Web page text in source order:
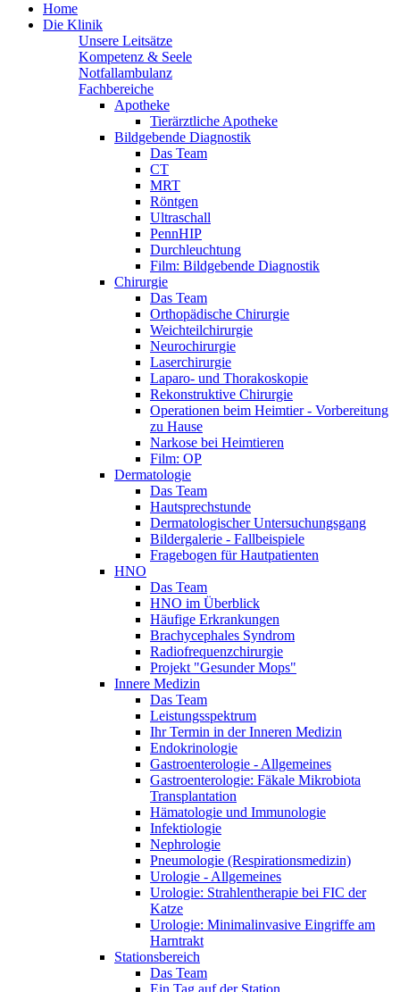
Home
Die Klinik
Unsere Leitsätze
Kompetenz & Seele
Notfallambulanz
Fachbereiche
Apotheke
Tierärztliche Apotheke
Bildgebende Diagnostik
Das Team
CT
MRT
Röntgen
Ultraschall
PennHIP
Durchleuchtung
Film: Bildgebende Diagnostik
Chirurgie
Das Team
Orthopädische Chirurgie
Weichteilchirurgie
Neurochirurgie
Laserchirurgie
Laparo- und Thorakoskopie
Rekonstruktive Chirurgie
Operationen beim Heimtier - Vorbereitung
zu Hause
Narkose bei Heimtieren
Film: OP
Dermatologie
Das Team
Hautsprechstunde
Dermatologischer Untersuchungsgang
Bildergalerie - Fallbeispiele
Fragebogen für Hautpatienten
HNO
Das Team
HNO im Überblick
Häufige Erkrankungen
Brachycephales Syndrom
Radiofrequenzchirurgie
Projekt "Gesunder Mops"
Innere Medizin
Das Team
Leistungsspektrum
Ihr Termin in der Inneren Medizin
Endokrinologie
Gastroenterologie - Allgemeines
Gastroenterologie: Fäkale Mikrobiota
Transplantation
Hämatologie und Immunologie
Infektiologie
Nephrologie
Pneumologie (Respirationsmedizin)
Urologie - Allgemeines
Urologie: Strahlentherapie bei FIC der
Katze
Urologie: Minimalinvasive Eingriffe am
Harntrakt
Stationsbereich
Das Team
Ein Tag auf der Station